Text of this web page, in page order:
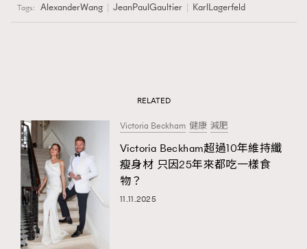
Tags: AlexanderWang JeanPaulGaultier KarlLagerfeld
RELATED
Victoria Beckham 健康 減肥
Victoria Beckham超過10年維持纖
瘦身材 只因25年來都吃一樣食
物？
11.11.2025